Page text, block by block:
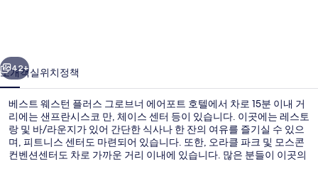
러
스
그
로
브
다음
42+
소개객실위치정책
베스트 웨스턴 플러스 그로브너 에어포트 호텔에서 차로 15분 이내 거
리에는 샌프란시스코 만, 체이스 센터 등이 있습니다. 이곳에는 레스토
랑 및 바/라운지가 있어 간단한 식사나 한 잔의 여유를 즐기실 수 있으
며, 피트니스 센터도 마련되어 있습니다. 또한, 오라클 파크 및 모스콘
컨벤션센터도 차로 가까운 거리 이내에 있습니다. 많은 분들이 이곳의